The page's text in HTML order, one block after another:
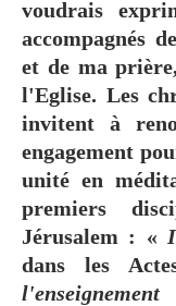
voudrais
accompagnés
et de ma
l'Eglise. Les
invitent à
engagement
unité en
premiers
Jérusalem : «
dans les